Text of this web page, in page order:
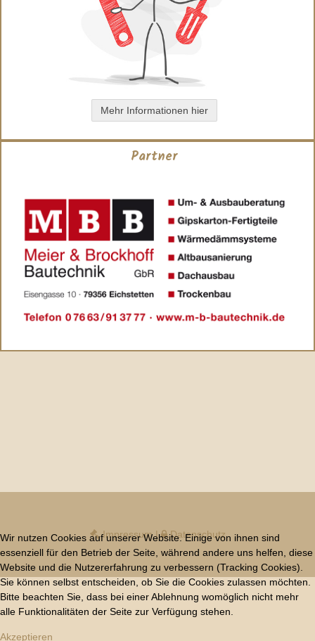
Mehr Informationen hier
Partner
Impressum| Datenschutz
Wir nutzen Cookies auf unserer Website. Einige von ihnen sind
essenziell für den Betrieb der Seite, während andere uns helfen, diese
Website und die Nutzererfahrung zu verbessern (Tracking Cookies).
Sie können selbst entscheiden, ob Sie die Cookies zulassen möchten.
Bitte beachten Sie, dass bei einer Ablehnung womöglich nicht mehr
alle Funktionalitäten der Seite zur Verfügung stehen.
Akzeptieren